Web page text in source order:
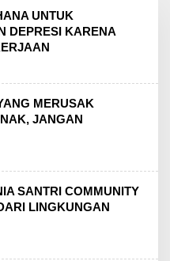
UNTUK
DEPRESI KARENA
MERUSAK
JANGAN
SANTRI COMMUNITY
LINGKUNGAN